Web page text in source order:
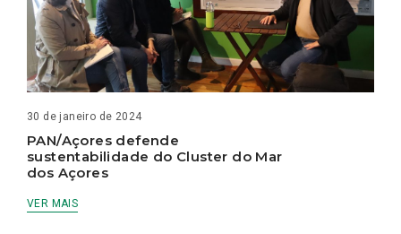
30 de janeiro de 2024
PAN/Açores defende
sustentabilidade do Cluster do Mar
dos Açores
VER MAIS